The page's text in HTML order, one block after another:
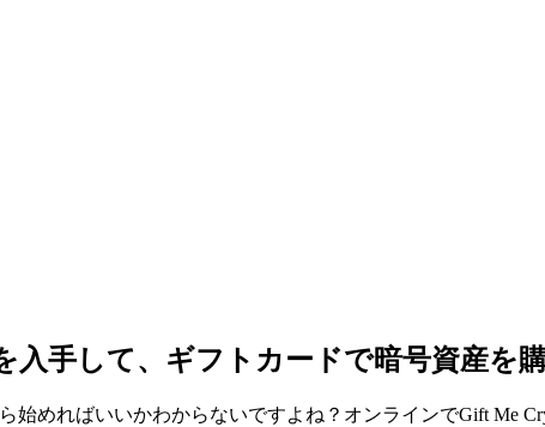
手して、ギフトカードで暗号資産を
始めればいいかわからないですよね？オンラインでGift Me